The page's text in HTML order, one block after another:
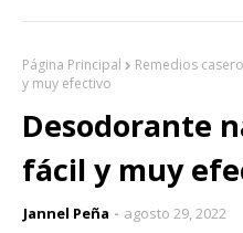
Página Principal Remedios
y muy efectivo
Desodorante
fácil y muy
Jannel Peña agosto 29, 2022